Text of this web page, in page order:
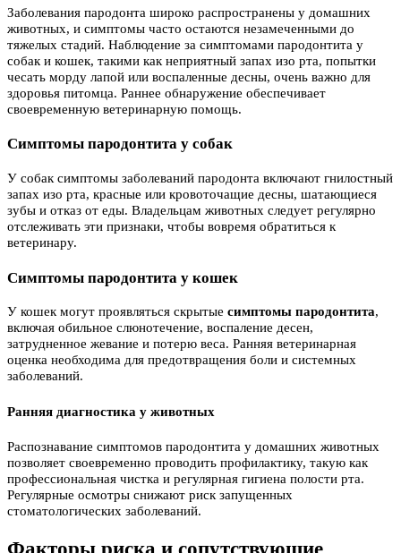
Заболевания пародонта широко распространены у домашних
животных, и симптомы часто остаются незамеченными до
тяжелых стадий. Наблюдение за симптомами пародонтита у
собак и кошек, такими как неприятный запах изо рта, попытки
чесать морду лапой или воспаленные десны, очень важно для
здоровья питомца. Раннее обнаружение обеспечивает
своевременную ветеринарную помощь.
Симптомы пародонтита у собак
У собак симптомы заболеваний пародонта включают гнилостный
запах изо рта, красные или кровоточащие десны, шатающиеся
зубы и отказ от еды. Владельцам животных следует регулярно
отслеживать эти признаки, чтобы вовремя обратиться к
ветеринару.
Симптомы пародонтита у кошек
У кошек могут проявляться скрытые симптомы пародонтита,
включая обильное слюнотечение, воспаление десен,
затрудненное жевание и потерю веса. Ранняя ветеринарная
оценка необходима для предотвращения боли и системных
заболеваний.
Ранняя диагностика у животных
Распознавание симптомов пародонтита у домашних животных
позволяет своевременно проводить профилактику, такую как
профессиональная чистка и регулярная гигиена полости рта.
Регулярные осмотры снижают риск запущенных
стоматологических заболеваний.